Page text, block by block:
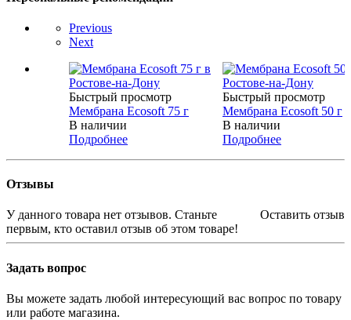
Previous
Next
Быстрый просмотр
Мембрана Ecosoft 75 г
В наличии
Подробнее
Быстрый просмотр
Мембрана Ecosoft 50 г
В наличии
Подробнее
Отзывы
Оставить отзыв
У данного товара нет отзывов. Станьте
первым, кто оставил отзыв об этом товаре!
Задать вопрос
Вы можете задать любой интересующий вас вопрос по товару
или работе магазина.